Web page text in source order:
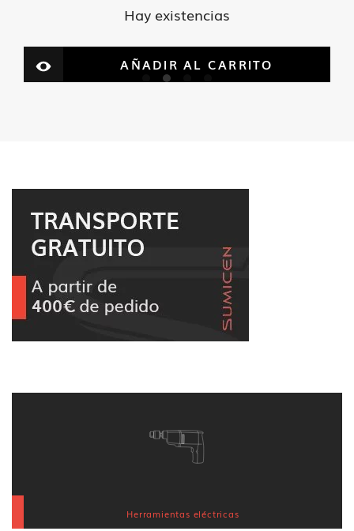
Hay existencias
AÑADIR AL CARRITO
Herramientas eléctricas